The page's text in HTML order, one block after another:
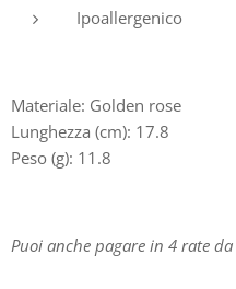
Ipoallergenico
Materiale: Golden rose
Lunghezza (cm): 17.8
Peso (g): 11.8
Puoi anche pagare in 4 rate da